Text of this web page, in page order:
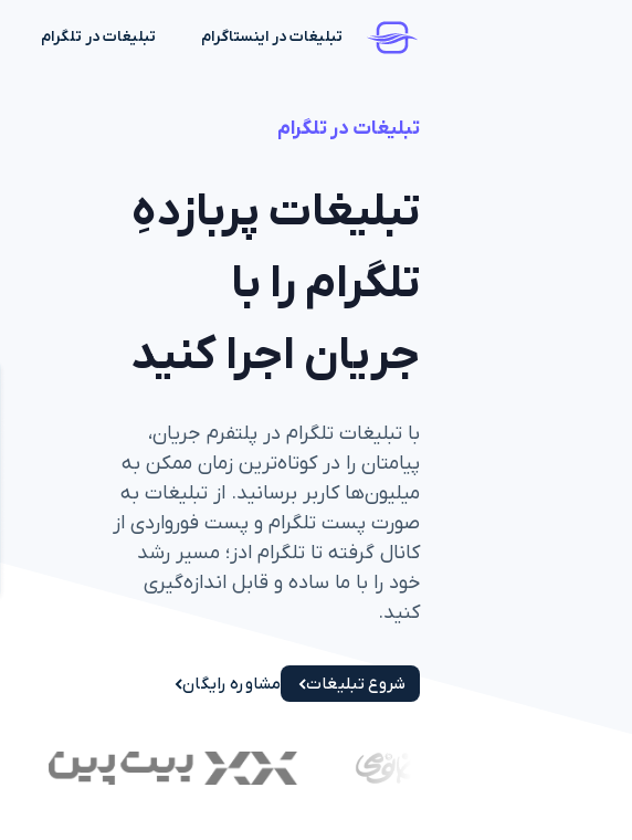
تبلیغات در اینستاگرام تبلیغات در تلگرام
تبلیغات در تلگرام
تبلیغات پربازدهِ
تلگرام را با
جریان اجرا کنید
با تبلیغات تلگرام در پلتفرم جریان،
پیامتان را در کوتاه‌ترین زمان ممکن به
میلیون‌ها کاربر برسانید. از تبلیغات به
صورت پست تلگرام و پست فورواردی از
کانال گرفته تا تلگرام ادز؛ مسیر رشد
خود را با ما ساده و قابل اندازه‌گیری
کنید.
شروع تبلیغات مشاوره رایگان